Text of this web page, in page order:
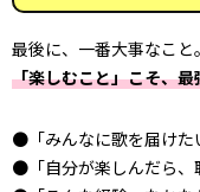
最後に、一番大事なこと。
「楽しむこと」こそ、
●「みんなに歌を届けた
●「自分が楽しんだら、